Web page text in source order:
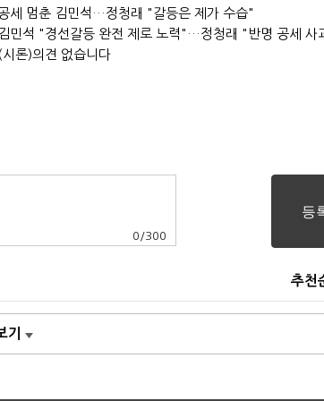
세 멈춘 김민석…정청래 "갈등은 제가 수습"
김민석 "경선갈등 완전 제로 노력"…정청래 "반명 공세 사
시론)의견 없습니다
0 /300
추천
기